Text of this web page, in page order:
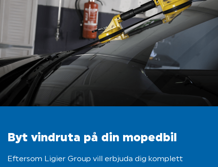
Byt vindruta på din mopedbil
Eftersom Ligier Group vill erbjuda dig komplett